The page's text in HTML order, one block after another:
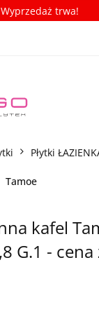
Wyprzedaż trwa!
Płytki
Tamoe
kafel
G.1 - cena